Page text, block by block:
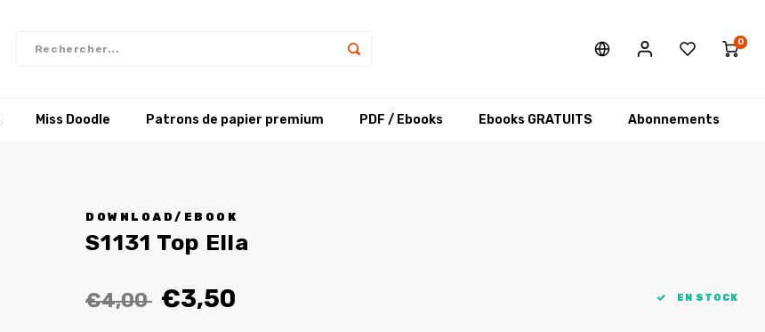
0
Miss Doodle Patrons de papier premium PDF / Ebooks Ebooks GRATUITS Abonnements
DOWNLOAD/EBOOK
S1131 Top Ella
€4,00 €3,50 EN STOCK